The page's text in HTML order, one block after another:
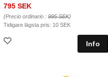
795 SEK
(Precio ordinario : 995 SEK)
Tidigare lägsta pris: 10 SEK